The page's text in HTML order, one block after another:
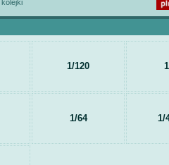
kolejki
1/120
1/64 1/